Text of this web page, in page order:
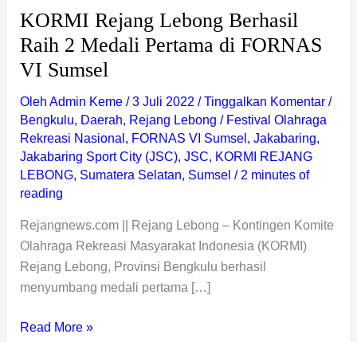
KORMI Rejang Lebong Berhasil
Raih 2 Medali Pertama di FORNAS
VI Sumsel
Oleh Admin Keme /3 Juli 2022 /Tinggalkan Komentar /
Bengkulu, Daerah, Rejang Lebong / Festival Olahraga
Rekreasi Nasional , FORNAS VI Sumsel , Jakabaring,
Jakabaring Sport City (JSC), JSC, KORMI REJANG
LEBONG, Sumatera Selatan, Sumsel / 2 minutes of
reading
Rejangnews.com || Rejang Lebong – Kontingen Komite
Olahraga Rekreasi Masyarakat Indonesia (KORMI)
Rejang Lebong, Provinsi Bengkulu berhasil
menyumbang medali pertama […]
VI
Sumsel
Read More »